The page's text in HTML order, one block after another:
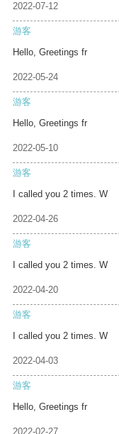
2022-07-12
游客
Hello, Greetings fr
2022-05-24
游客
Hello, Greetings fr
2022-05-10
游客
I called you 2 times. W
2022-04-26
游客
I called you 2 times. W
2022-04-20
游客
I called you 2 times. W
2022-04-03
游客
Hello, Greetings fr
2022-02-27